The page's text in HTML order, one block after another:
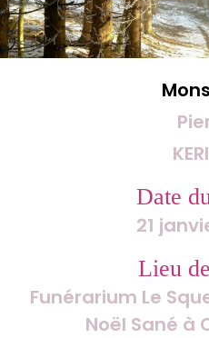
Date
21
Lieu
Funérarium Le
Noël Sané à